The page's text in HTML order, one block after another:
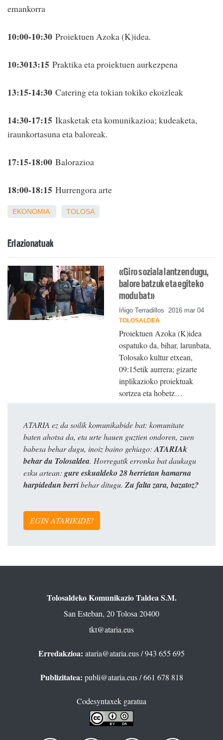
emankorra
10:00-10:30 Proiektuen Azoka (K)idea.
10:3013:15 Praktika eta proiektuen aurkezpena
13:15-14:30 Catering eta tokian tokiko ekoizleak
14:30-17:15 Ikasketak eta komunikazioa; kudeaketa,
iraunkortasuna eta baloreak.
17:15-18:00 Balorazioa
18:00-18:15 Hurrengora arte
EKONOMIA TOLOSA
Erlazionatuak
«Giro soziala lantzen dugu,
balore batzuk eta egiteko
modu bat»
Iñigo Terradillos 2016 mar 04
TOLOSALDEA
Proiektuen Azoka (K)idea
ospatuko da, bihar, larunbata,
Tolosako kultur etxean,
09:15etik aurrera; gizarte
inplikazioko proiektuak
sortzea eta hobetz…
ATARIA ez da soilik komunikabide bat: komunitate
baten ahotsa da, eta urte hauen guztien ondoren, zuen
babesa behar dugu, inoiz baino gehiago: ATARIAk
behar du Tolosaldea. Horregatik erronka bat daukagu
esku artean: gure eskualdeko 28 herrietan hamarna
harpidedun berribehar ditugu. Zu falta zara, bazatoz?
EGIN ATARIKIDE!
Tolosaldeko Komunikazio Taldea S.M.
San Esteban, 20 Tolosa 20400
tkt@ataria.eus
Erredakzioa: ataria@ataria.eus/ 943 655 695
Publizitatea: publi@ataria.eus/ 661 678 818
Codesyntaxek garatua